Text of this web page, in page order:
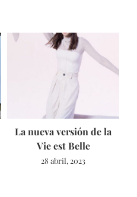
La nueva versión de la
Vie est Belle
28 abril, 2023